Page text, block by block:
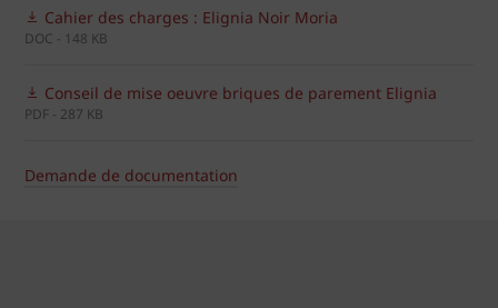
Cahier des charges : Elignia Noir Moria
DOC - 148 KB
Conseil de mise oeuvre briques de parement Elignia
PDF - 287 KB
Demande de documentation